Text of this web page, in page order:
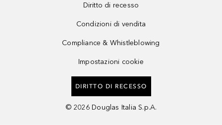
Diritto di recesso
Condizioni di vendita
Compliance & Whistleblowing
Impostazioni cookie
DIRITTO DI RECESSO
© 2026 Douglas Italia S.p.A.